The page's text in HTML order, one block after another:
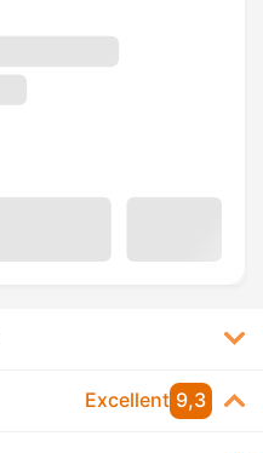
Excellent 9,3